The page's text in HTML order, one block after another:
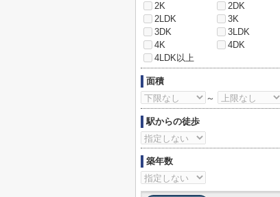
2K
2DK
2LDK
3K
3DK
3LDK
4K
4DK
4LDK以上
面積
～
駅からの徒歩
築年数